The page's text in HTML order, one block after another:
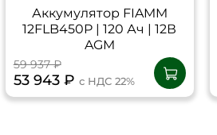
Аккумулятор FIAMM
12FLB450P | 120 Ач | 12В
AGM
59 937 ₽
53 943 ₽ с НДС 22%